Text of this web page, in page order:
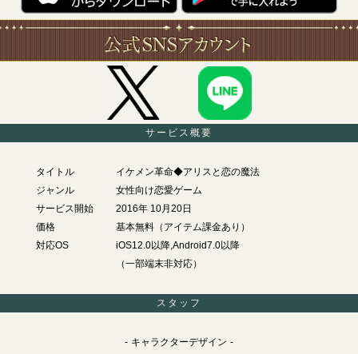
サービス概要
タイトル
イケメン革命◆アリスと恋の魔法
ジャンル
女性向け恋愛ゲーム
サービス開始
2016年 10月20日
価格
基本無料（アイテム課金あり）
対応OS
iOS12.0以降,Android7.0以降
（一部端末非対応）
スタッフ
キャラクターデザイン